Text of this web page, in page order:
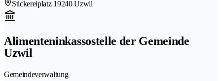
Stickereiplatz 19240 Uzwil
Alimenteninkassostelle der Gemeinde
Uzwil
Gemeindeverwaltung